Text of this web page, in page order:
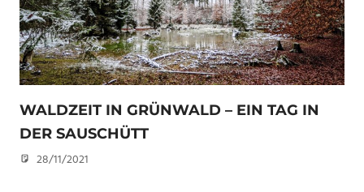
WALDZEIT IN GRÜNWALD – EIN TAG IN
DER SAUSCHÜTT
28/11/2021